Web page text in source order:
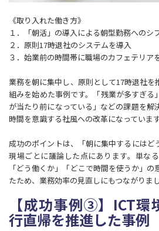
《取り入れた働き方》
１．「朝活」の導入による朝型勤務へのシ
２．原則17時退社のシステムを導入
３．始業前の時間帯に職場のカフェテリア
業務を朝に集中し、原則として17時退社を
組みを始めた事例です。「残業が多すぎる
が当たり前になっている」などの課題を解
時間を意識する社風への改革になっています
成功のポイントは、「朝に集中するにはど
現場ごとに議論した点にあります。単な
「どう働くか」「どこで時間を使うか」
たため、業務効率の見直しにもつながりまし
【成功事例③】ICT環
行直帰を推進した事例